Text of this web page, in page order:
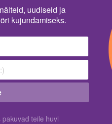
uudiseid ja
kujundamiseks.
teile huvi